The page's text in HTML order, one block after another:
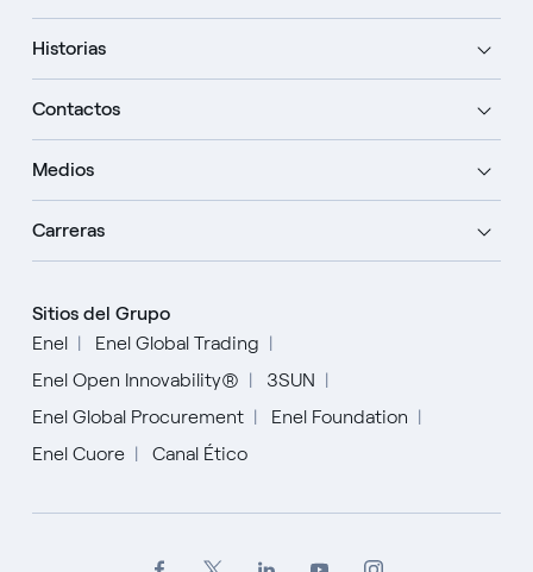
Historias
Contactos
Medios
Carreras
Sitios del Grupo
Enel
Enel Global Trading
Enel Open Innovability®
3SUN
Enel Global Procurement
Enel Foundation
Enel Cuore
Canal Ético